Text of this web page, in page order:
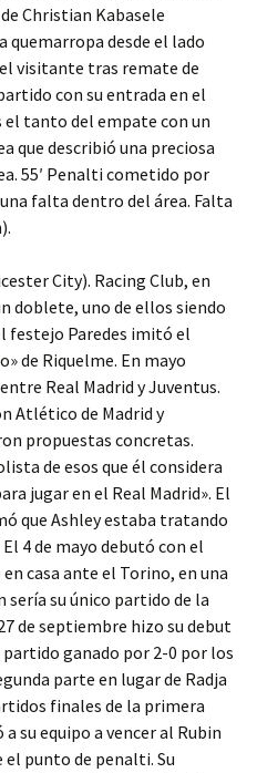
Christian Kabasele
quemarropa desde el lado
visitante tras remate de
con su entrada en el
el tanto del empate con un
que describió una preciosa
55′ Penalti cometido por
falta dentro del área. Falta
City). Racing Club, en
doblete, uno de ellos siendo
festejo Paredes imitó el
de Riquelme. En mayo
Real Madrid y Juventus.
Atlético de Madrid y
propuestas concretas.
de esos que él considera
jugar en el Real Madrid». El
que Ashley estaba tratando
4 de mayo debutó con el
casa ante el Torino, en una
su único partido de la
de septiembre hizo su debut
ganado por 2-0 por los
parte en lugar de Radja
finales de la primera
su equipo a vencer al Rubin
el punto de penalti. Su